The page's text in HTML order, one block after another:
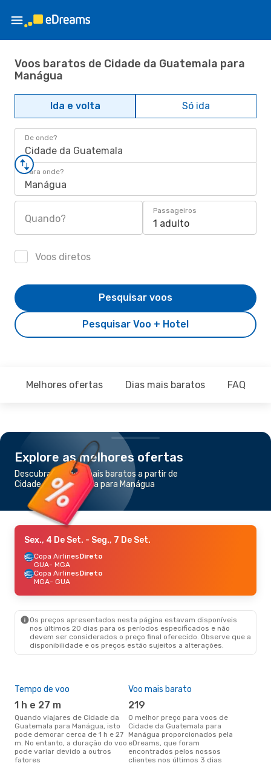
Voos baratos de Cidade da Guatemala para
Manágua
Ida e volta Só ida
De onde?
Cidade da Guatemala
Para onde?
Manágua
Quando?
Passageiros
1 adulto
Voos diretos
Pesquisar Voo + Hotel
Pesquisar voos
Melhores ofertas Dias mais baratos FAQ
Explore as melhores ofertas
Descubra os voos mais baratos a partir de
Cidade da Guatemala para Manágua
Sex., 4 De Set. - Seg., 7 De Set.
Copa AirlinesDireto
GUA- MGA
Copa AirlinesDireto
MGA- GUA
Os preços apresentados nesta página estavam disponíveis
nos últimos 20 dias para os períodos especificados e não
devem ser considerados o preço final oferecido. Observe que a
disponibilidade e os preços estão sujeitos a alterações.
Tempo de voo
1 h e 27 m
Quando viajares de Cidade da
Guatemala para Manágua, isto
pode demorar cerca de 1 h e 27
m. No entanto, a duração do voo
pode variar devido a outros
fatores
Voo mais barato
219
O melhor preço para voos de
Cidade da Guatemala para
Manágua proporcionados pela
eDreams, que foram
encontrados pelos nossos
clientes nos últimos 3 dias